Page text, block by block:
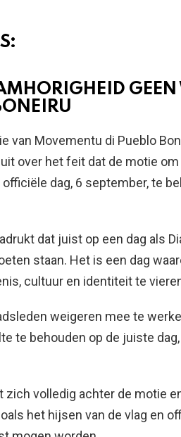
van Movementu di Pueblo
over het feit dat de motie
officiële dag, 6 september, te
dat juist op een dag als
staan. Het is een dag
cultuur en identiteit te
weigeren mee te
te behouden op de juiste
zich volledig achter de motie
het hijsen van de vlag en